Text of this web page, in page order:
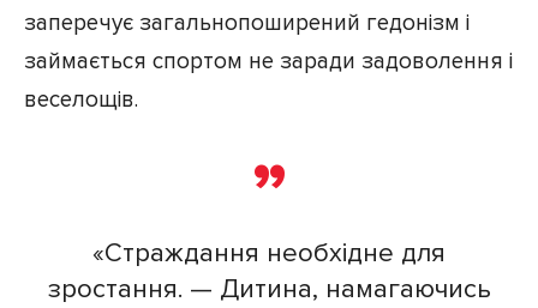
заперечує загальнопоширений гедонізм і
займається спортом не заради задоволення і
веселощів.
«Страждання необхідне для
зростання. — Дитина, намагаючись